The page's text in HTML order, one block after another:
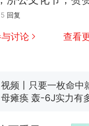
回复
讨论 查看
热
十多万人报名的考
全部作废，公平么？
新 全球唯一没有法定
视频丨只要一枚命中
母瘫痪 轰-6J实力有